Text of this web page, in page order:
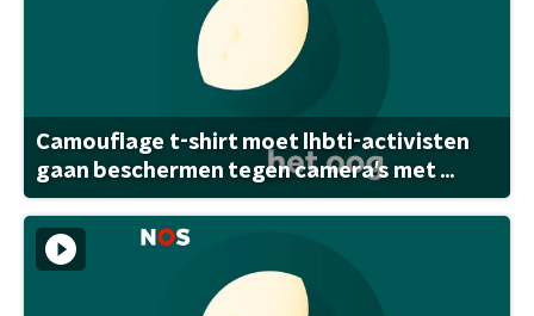
Camouflage t-shirt moet lhbti-activisten
gaan beschermen tegen camera's met ...